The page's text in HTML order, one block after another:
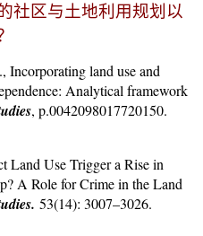
社区与土地利用规划以
Incorporating land use and
Analytical framework
, p.0042098017720150.
Land Use Trigger a Rise in
A Role for Crime in the Land
. 53(14): 3007–3026.